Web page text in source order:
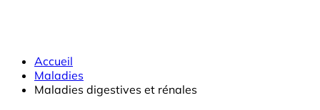
Accueil
Maladies
Maladies digestives et rénales